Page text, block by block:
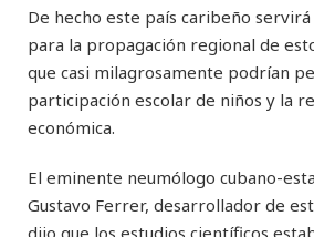
De hecho este país caribeño
para la propagación regional de
que casi milagrosamente podrían
participación escolar de niños y la
económica.
El eminente neumólogo cubano-
Gustavo Ferrer, desarrollador de